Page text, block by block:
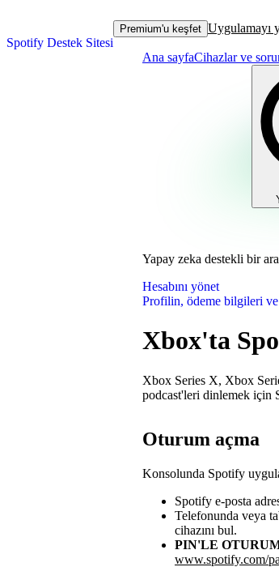
Spotify Destek Sitesi
Premium'u keşfet Uygulamayı
Ana sayfaCihazlar ve
Yapay zeka destekli bir
Hesabını yönet
Profilin, ödeme bilgileri ve
Xbox'ta
Xbox Series X, Xbox
podcast'leri dinlemek için
Oturum açma
Konsolunda Spotify
Spotify e-posta
Telefonunda veya
cihazını bul.
PIN'LE
www.spotify.com/